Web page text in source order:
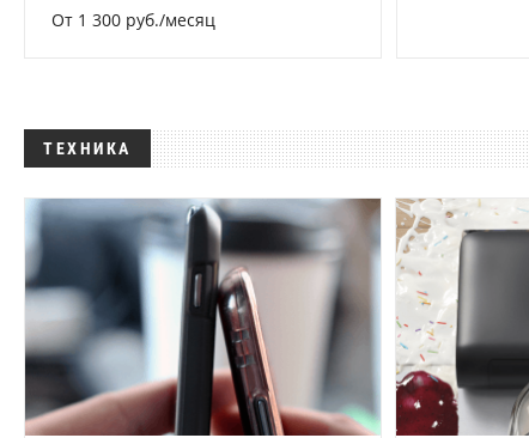
От 1 300 руб./месяц
ТЕХНИКА